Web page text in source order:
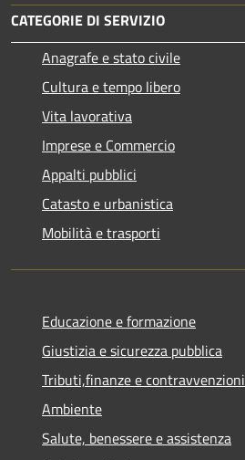
CATEGORIE DI SERVIZIO
Anagrafe e stato civile
Cultura e tempo libero
Vita lavorativa
Imprese e Commercio
Appalti pubblici
Catasto e urbanistica
Mobilità e trasporti
Educazione e formazione
Giustizia e sicurezza pubblica
Tributi,finanze e contravvenzioni
Ambiente
Salute, benessere e assistenza